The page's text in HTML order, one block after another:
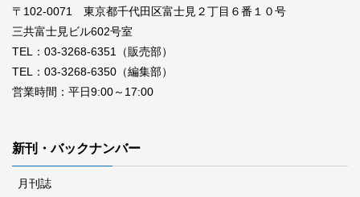
〒102-0071 東京都千代田区富士見２丁目６番１０号
三共富士見ビル602号室
TEL：03-3268-6351（販売部）
TEL：03-3268-6350（編集部）
営業時間：平日9:00～17:00
新刊・バックナンバー
月刊誌